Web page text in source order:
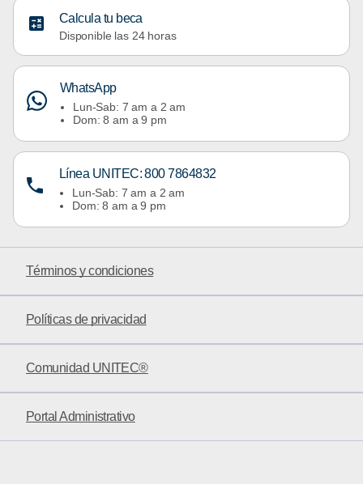
Calcula tu beca
Disponible las 24 horas
WhatsApp
Lun-Sab: 7 am a 2 am
Dom: 8 am a 9 pm
Línea UNITEC: 800 7864832
Lun-Sab: 7 am a 2 am
Dom: 8 am a 9 pm
Términos y condiciones
Políticas de privacidad
Comunidad UNITEC®
Portal Administrativo